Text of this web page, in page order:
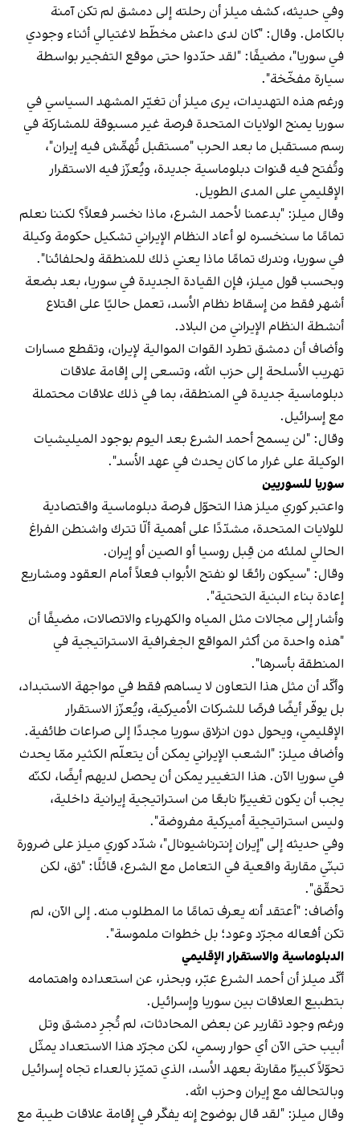
وفي حديثه، كشف ميلز أن رحلته إلى دمشق لم تكن آمنة
بالكامل. وقال: "كان لدى داعش مخطّط لاغتيالي أثناء وجودي
في سوريا"، مضيفًا: "لقد حدّدوا حتى موقع التفجير بواسطة
سيارة مفخّخة".
ورغم هذه التهديدات، يرى ميلز أن تغيّر المشهد السياسي في
سوريا يمنح الولايات المتحدة فرصة غير مسبوقة للمشاركة في
رسم مستقبل ما بعد الحرب "مستقبل تُهمَّش فيه إيران"،
وتُفتح فيه قنوات دبلوماسية جديدة، ويُعزّز فيه الاستقرار
الإقليمي على المدى الطويل.
وقال ميلز: "بدعمنا لأحمد الشرع، ماذا نخسر فعلاً؟ لكننا نعلم
تمامًا ما سنخسره لو أعاد النظام الإيراني تشكيل حكومة وكيلة
في سوريا، وندرك تمامًا ماذا يعني ذلك للمنطقة ولحلفائنا".
وبحسب قول ميلز، فإن القيادة الجديدة في سوريا، بعد بضعة
أشهر فقط من إسقاط نظام الأسد، تعمل حاليًا على اقتلاع
أنشطة النظام الإيراني من البلاد.
وأضاف أن دمشق تطرد القوات الموالية لإيران، وتقطع مسارات
تهريب الأسلحة إلى حزب الله، وتسعى إلى إقامة علاقات
دبلوماسية جديدة في المنطقة، بما في ذلك علاقات محتملة
مع إسرائيل.
وقال: "لن يسمح أحمد الشرع بعد اليوم بوجود الميليشيات
الوكيلة على غرار ما كان يحدث في عهد الأسد".
سوريا للسوريين
واعتبر كوري ميلز هذا التحوّل فرصة دبلوماسية واقتصادية
للولايات المتحدة، مشدّدًا على أهمية ألّا تترك واشنطن الفراغ
الحالي لملئه من قِبل روسيا أو الصين أو إيران.
وقال: "سيكون رائعًا لو نفتح الأبواب فعلاً أمام العقود ومشاريع
إعادة بناء البنية التحتية".
وأشار إلى مجالات مثل المياه والكهرباء والاتصالات، مضيفًا أن
"هذه واحدة من أكثر المواقع الجغرافية الاستراتيجية في
المنطقة بأسرها".
وأكّد أن مثل هذا التعاون لا يساهم فقط في مواجهة الاستبداد،
بل يوفّر أيضًا فرصًا للشركات الأميركية، ويُعزّز الاستقرار
الإقليمي، ويحول دون انزلاق سوريا مجددًا إلى صراعات طائفية.
وأضاف ميلز: "الشعب الإيراني يمكن أن يتعلّم الكثير ممّا يحدث
في سوريا الآن. هذا التغيير يمكن أن يحصل لديهم أيضًا، لكنّه
يجب أن يكون تغييرًا نابعًا من استراتيجية إيرانية داخلية،
وليس استراتيجية أميركية مفروضة".
وفي حديثه إلى "إيران إنترناشيونال"، شدّد كوري ميلز على ضرورة
تبنّي مقاربة واقعية في التعامل مع الشرع، قائلًا: "ثق، لكن
تحقّق".
وأضاف: "أعتقد أنه يعرف تمامًا ما المطلوب منه. إلى الآن، لم
تكن أفعاله مجرّد وعود؛ بل خطوات ملموسة".
الدبلوماسية والاستقرار الإقليمي
أكّد ميلز أن أحمد الشرع عبّر، وبحذر، عن استعداده واهتمامه
بتطبيع العلاقات بين سوريا وإسرائيل.
ورغم وجود تقارير عن بعض المحادثات، لم تُجرِ دمشق وتل
أبيب حتى الآن أي حوار رسمي، لكن مجرّد هذا الاستعداد يمثّل
تحوّلاً كبيرًا مقارنة بعهد الأسد، الذي تميّز بالعداء تجاه إسرائيل
وبالتحالف مع إيران وحزب الله.
وقال ميلز: "لقد قال بوضوح إنه يفكّر في إقامة علاقات طيبة مع